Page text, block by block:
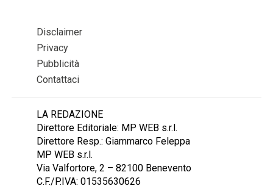
Disclaimer
Privacy
Pubblicità
Contattaci
LA REDAZIONE
Direttore Editoriale: MP WEB s.r.l.
Direttore Resp.: Giammarco Feleppa
MP WEB s.r.l.
Via Valfortore, 2 – 82100 Benevento
C.F./P.IVA: 01535630626